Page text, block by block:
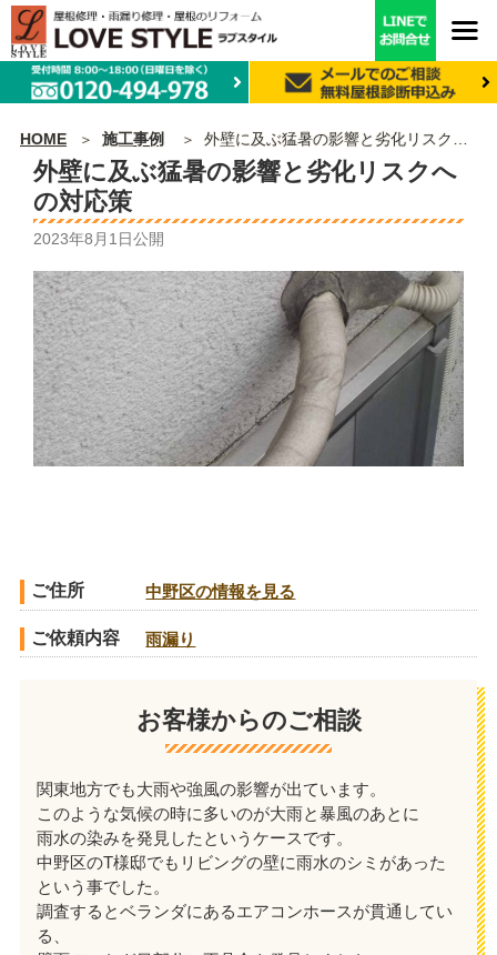
HOME 施工事例 外壁に及ぶ猛暑の影響と劣化リスクへの対応策
外壁に及ぶ猛暑の影響と劣化リスクへ
の対応策
2023年8月1日公開
ご住所 中野区の情報を見る
ご依頼内容 雨漏り
お客様からのご相談
関東地方でも大雨や強風の影響が出ています。
このような気候の時に多いのが大雨と暴風のあとに
雨水の染みを発見したというケースです。
中野区のT様邸でもリビングの壁に雨水のシミがあった
という事でした。
調査するとベランダにあるエアコンホースが貫通してい
る、